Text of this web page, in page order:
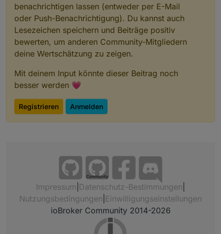
benachrichtigen lassen (entweder per E-Mail
oder Push-Benachrichtigung). Du kannst auch
Lesezeichen speichern und Beiträge positiv
bewerten, um anderen Community-Mitgliedern
deine Wertschätzung zu zeigen.
Mit deinem Input könnte dieser Beitrag noch
besser werden 💗
Registrieren Anmelden
Community
Impressum Datenschutz-Bestimmungen
Nutzungsbedingungen Einwilligungseinstellungen
ioBroker Community 2014-2026